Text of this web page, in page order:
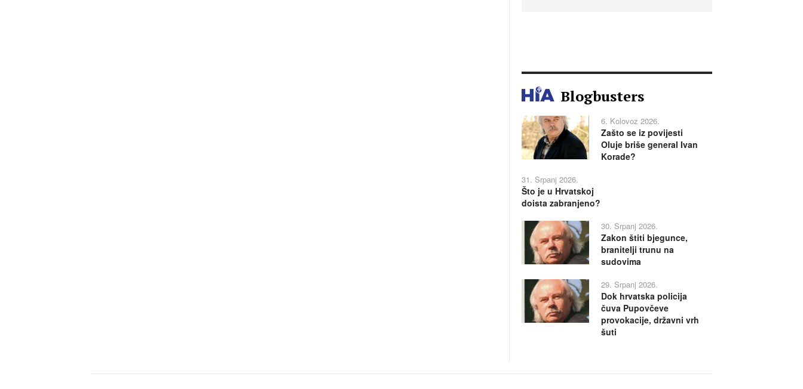
Blogbusters
6. Kolovoz 2026.
Zašto se iz povijesti
Oluje briše general Ivan
Korade?
31. Srpanj 2026.
Što je u Hrvatskoj
doista zabranjeno?
30. Srpanj 2026.
Zakon štiti bjegunce,
branitelji trunu na
sudovima
29. Srpanj 2026.
Dok hrvatska policija
čuva Pupovčeve
provokacije, državni vrh
šuti